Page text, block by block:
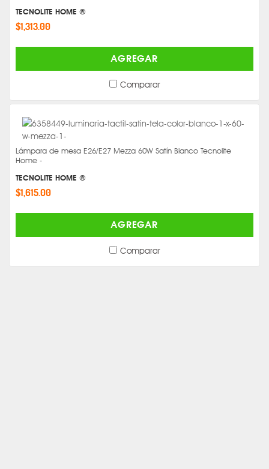
TECNOLITE HOME ®
$1,313.00
AGREGAR
Comparar
Lámpara de mesa E26/E27 Mezza 60W Satín Blanco Tecnolite
Home -
TECNOLITE HOME ®
$1,615.00
AGREGAR
Comparar